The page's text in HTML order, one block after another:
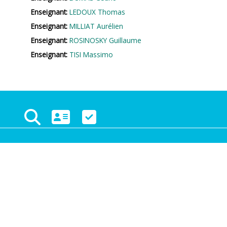
Enseignant:LEDOUX Thomas
Enseignant:MILLIAT Aurélien
Enseignant:ROSINOSKY Guillaume
Enseignant: TISI Massimo